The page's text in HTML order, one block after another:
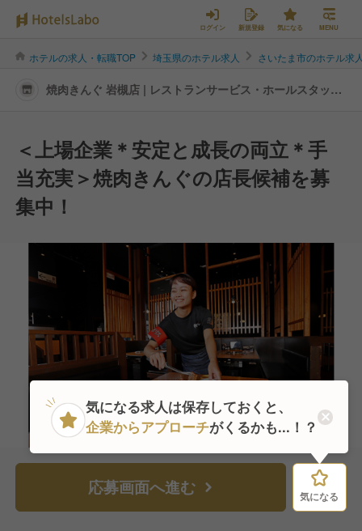
ログイン 新規登録 気になる MENU
ホテルの求人・転職TOP 埼玉県のホテル求人 さいたま市のホテル求
焼肉きんぐ 岩槻店 | レストランサービス・ホールスタッフ
＜上場企業＊安定と成長の両立＊手
当充実＞焼肉きんぐの店長候補を募
集中！
応募画面へ進む 気になる
気になる
気になる求人は保存しておくと、
企業からアプローチがくるかも...！？